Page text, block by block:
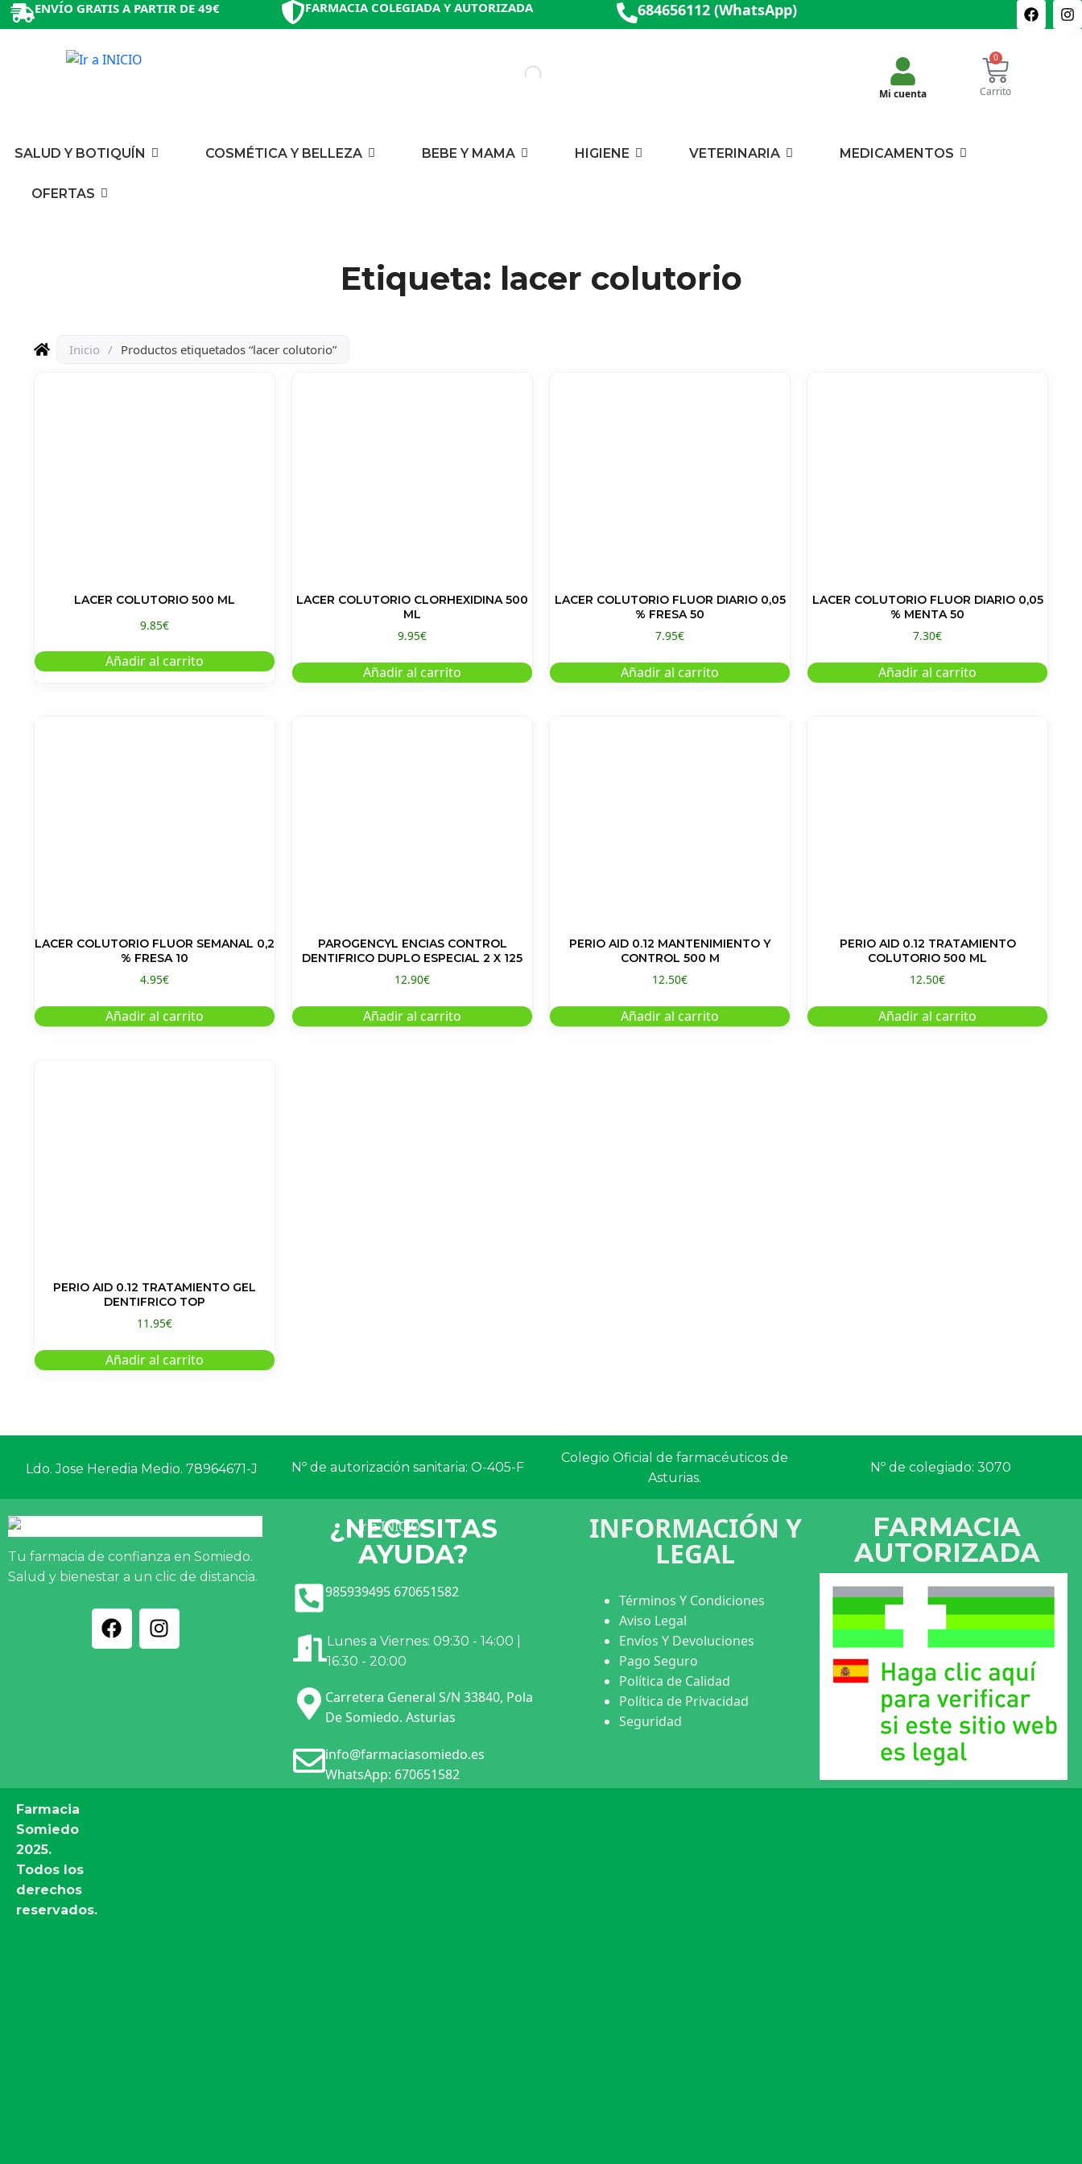
ENVÍO GRATIS A PARTIR DE 49€ FARMACIA COLEGIADA Y AUTORIZADA 684656112 (WhatsApp)
Mi cuenta
0
Carrito
SALUD Y BOTIQUÍN COSMÉTICA Y BELLEZA BEBE Y MAMA HIGIENE VETERINARIA MEDICAMENTOS
OFERTAS
Etiqueta: lacer colutorio
Inicio / Productos etiquetados “lacer colutorio”
LACER COLUTORIO 500 ML
9.85€
Añadir al carrito
LACER COLUTORIO CLORHEXIDINA 500
ML
9.95€
Añadir al carrito
LACER COLUTORIO FLUOR DIARIO 0,05
% FRESA 50
7.95€
Añadir al carrito
LACER COLUTORIO FLUOR DIARIO 0,05
% MENTA 50
7.30€
Añadir al carrito
LACER COLUTORIO FLUOR SEMANAL 0,2
% FRESA 10
4.95€
Añadir al carrito
PAROGENCYL ENCIAS CONTROL
DENTIFRICO DUPLO ESPECIAL 2 X 125
12.90€
Añadir al carrito
PERIO AID 0.12 MANTENIMIENTO Y
CONTROL 500 M
12.50€
Añadir al carrito
PERIO AID 0.12 TRATAMIENTO
COLUTORIO 500 ML
12.50€
Añadir al carrito
PERIO AID 0.12 TRATAMIENTO GEL
DENTIFRICO TOP
11.95€
Añadir al carrito
Ldo. Jose Heredia Medio. 78964671-J Nº de autorización sanitaria: O-405-F
Colegio Oficial de farmacéuticos de
Asturias.
Nº de colegiado: 3070
Tu farmacia de confianza en Somiedo.
Salud y bienestar a un clic de distancia.
¿NECESITAS
AYUDA?
985939495 670651582
Lunes a Viernes: 09:30 - 14:00 |
16:30 - 20:00
Carretera General S/N 33840, Pola
De Somiedo. Asturias
info@farmaciasomiedo.es
WhatsApp: 670651582
INFORMACIÓN Y
LEGAL
Términos Y Condiciones
Aviso Legal
Envíos Y Devoluciones
Pago Seguro
Política de Calidad
Política de Privacidad
Seguridad
FARMACIA
AUTORIZADA
Farmacia
Somiedo
2025.
Todos los
derechos
reservados.